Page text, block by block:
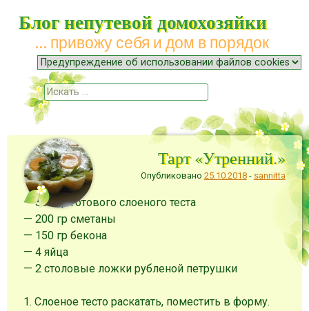
Блог непутевой домохозяйки
… привожу себя и дом в порядок
Меню
Наверх
Поиск
Тарт «Утренний.»
Опубликовано 25.10.2018- sannitta
— 300 гр готового слоеного теста
— 200 гр сметаны
— 150 гр бекона
— 4 яйца
— 2 столовые ложки рубленой петрушки
1. Слоеное тесто раскатать, поместить в форму.